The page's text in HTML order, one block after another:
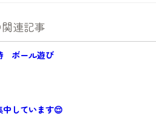
連記事
ボール遊び
しています😌